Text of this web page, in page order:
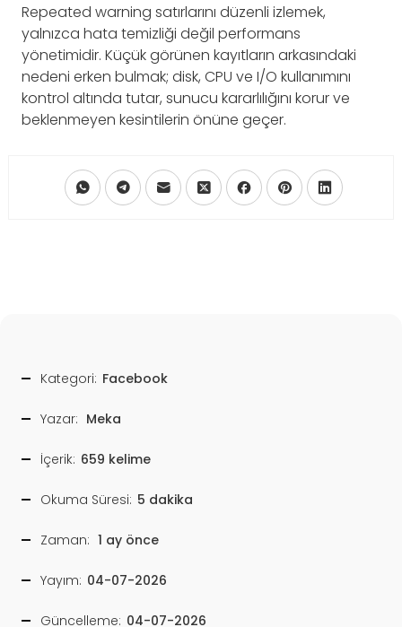
Repeated warning satırlarını düzenli izlemek,
yalnızca hata temizliği değil performans
yönetimidir. Küçük görünen kayıtların arkasındaki
nedeni erken bulmak; disk, CPU ve I/O kullanımını
kontrol altında tutar, sunucu kararlılığını korur ve
beklenmeyen kesintilerin önüne geçer.
Kategori: Facebook
Yazar: Meka
İçerik: 659 kelime
Okuma Süresi: 5 dakika
Zaman: 1 ay önce
Yayım: 04-07-2026
Güncelleme: 04-07-2026